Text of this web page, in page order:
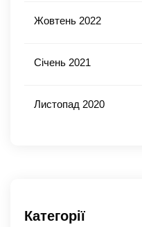
Жовтень 2022
Січень 2021
Листопад 2020
Категорії